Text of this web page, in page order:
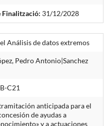
Finalització: 31/12/2028
Análisis de datos extremos
Pedro Antonio|Sanchez
C21
anticipada para el
de ayudas a
y a actuaciones